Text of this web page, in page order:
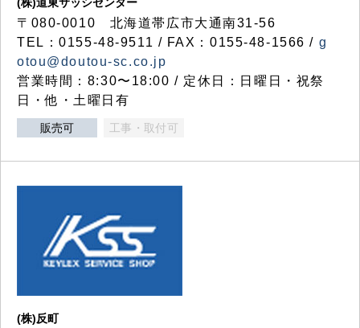
〒080-0010 北海道帯広市大通南31-56
TEL：0155-48-9511 / FAX：0155-48-1566 / g
otou@doutou-sc.co.jp
営業時間：8:30〜18:00 / 定休日：日曜日・祝祭
日・他・土曜日有
販売可 工事・取付可
(株)反町